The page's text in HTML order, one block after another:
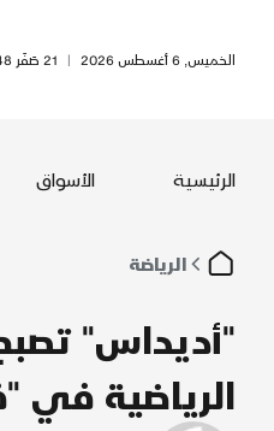
الخميس, 6 أغسطس 2026 | 21 صَفَر 1448
الرئيسية الأسواق
الرياضة
"أديداس"
الرياضية في